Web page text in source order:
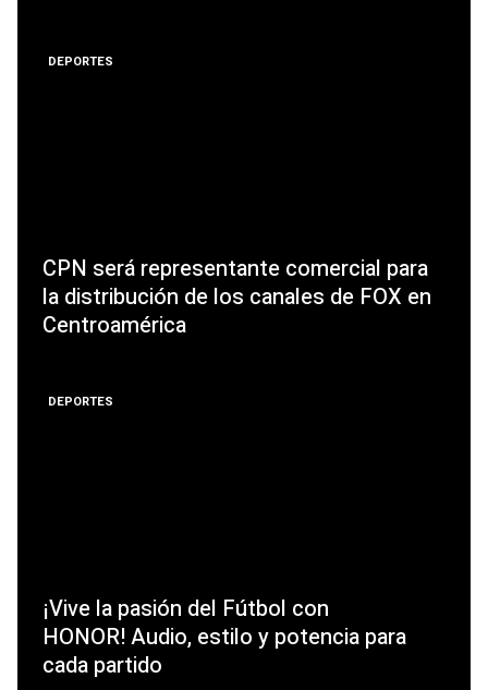
DEPORTES
CPN será representante comercial para
la distribución de los canales de FOX en
Centroamérica
DEPORTES
¡Vive la pasión del Fútbol con
HONOR! Audio, estilo y potencia para
cada partido